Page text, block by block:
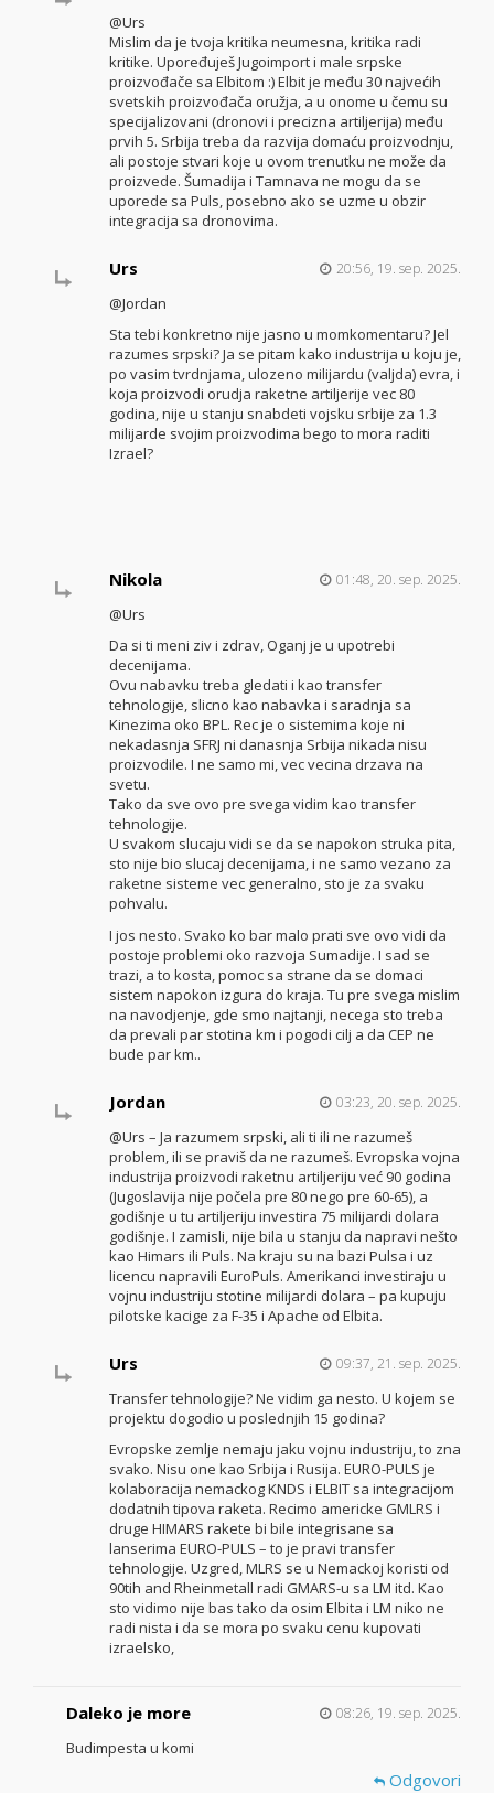
@Urs
Mislim da je tvoja kritika neumesna, kritika radi
kritike. Upoređuješ Jugoimport i male srpske
proizvođače sa Elbitom :) Elbit je među 30 najvećih
svetskih proizvođača oružja, a u onome u čemu su
specijalizovani (dronovi i precizna artiljerija) među
prvih 5. Srbija treba da razvija domaću proizvodnju,
ali postoje stvari koje u ovom trenutku ne može da
proizvede. Šumadija i Tamnava ne mogu da se
uporede sa Puls, posebno ako se uzme u obzir
integracija sa dronovima.
Urs 20:56, 19. sep. 2025.
@Jordan
Sta tebi konkretno nije jasno u momkomentaru? Jel
razumes srpski? Ja se pitam kako industrija u koju je,
po vasim tvrdnjama, ulozeno milijardu (valjda) evra, i
koja proizvodi orudja raketne artiljerije vec 80
godina, nije u stanju snabdeti vojsku srbije za 1.3
milijarde svojim proizvodima bego to mora raditi
Izrael?
Nikola 01:48, 20. sep. 2025.
@Urs
Da si ti meni ziv i zdrav, Oganj je u upotrebi
decenijama.
Ovu nabavku treba gledati i kao transfer
tehnologije, slicno kao nabavka i saradnja sa
Kinezima oko BPL. Rec je o sistemima koje ni
nekadasnja SFRJ ni danasnja Srbija nikada nisu
proizvodile. I ne samo mi, vec vecina drzava na
svetu.
Tako da sve ovo pre svega vidim kao transfer
tehnologije.
U svakom slucaju vidi se da se napokon struka pita,
sto nije bio slucaj decenijama, i ne samo vezano za
raketne sisteme vec generalno, sto je za svaku
pohvalu.
I jos nesto. Svako ko bar malo prati sve ovo vidi da
postoje problemi oko razvoja Sumadije. I sad se
trazi, a to kosta, pomoc sa strane da se domaci
sistem napokon izgura do kraja. Tu pre svega mislim
na navodjenje, gde smo najtanji, necega sto treba
da prevali par stotina km i pogodi cilj a da CEP ne
bude par km..
Jordan 03:23, 20. sep. 2025.
@Urs – Ja razumem srpski, ali ti ili ne razumeš
problem, ili se praviš da ne razumeš. Evropska vojna
industrija proizvodi raketnu artiljeriju već 90 godina
(Jugoslavija nije počela pre 80 nego pre 60-65), a
godišnje u tu artiljeriju investira 75 milijardi dolara
godišnje. I zamisli, nije bila u stanju da napravi nešto
kao Himars ili Puls. Na kraju su na bazi Pulsa i uz
licencu napravili EuroPuls. Amerikanci investiraju u
vojnu industriju stotine milijardi dolara – pa kupuju
pilotske kacige za F-35 i Apache od Elbita.
Urs 09:37, 21. sep. 2025.
Transfer tehnologije? Ne vidim ga nesto. U kojem se
projektu dogodio u poslednjih 15 godina?
Evropske zemlje nemaju jaku vojnu industriju, to zna
svako. Nisu one kao Srbija i Rusija. EURO-PULS je
kolaboracija nemackog KNDS i ELBIT sa integracijom
dodatnih tipova raketa. Recimo americke GMLRS i
druge HIMARS rakete bi bile integrisane sa
lanserima EURO-PULS – to je pravi transfer
tehnologije. Uzgred, MLRS se u Nemackoj koristi od
90tih and Rheinmetall radi GMARS-u sa LM itd. Kao
sto vidimo nije bas tako da osim Elbita i LM niko ne
radi nista i da se mora po svaku cenu kupovati
izraelsko,
Daleko je more 08:26, 19. sep. 2025.
Budimpesta u komi
Odgovori